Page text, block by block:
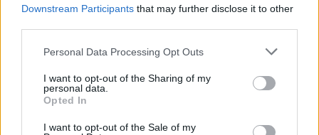
Downstream Participants that may further disclose it to other
Please note that this website/app uses one or more Google
not limited to your visit or usage behaviour. You may click to
grant or deny consent to Google and its third-party tags to
use your data for below specified purposes in below Google
consent section.
Personal Data Processing Opt Outs
I want to opt-out of the Sharing of my
personal data.
Opted In
I want to opt-out of the Sale of my